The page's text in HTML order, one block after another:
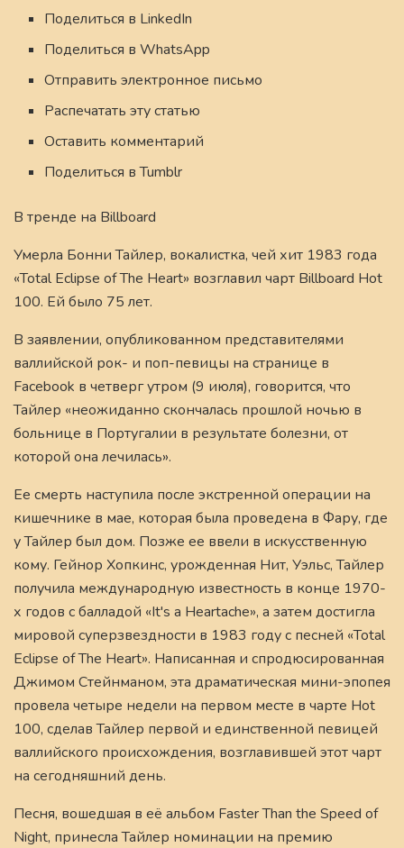
Поделиться в LinkedIn
Поделиться в WhatsApp
Отправить электронное письмо
Распечатать эту статью
Оставить комментарий
Поделиться в Tumblr
В тренде на Billboard
Умерла Бонни Тайлер, вокалистка, чей хит 1983 года
«Total Eclipse of The Heart» возглавил чарт Billboard Hot
100. Ей было 75 лет.
В заявлении, опубликованном представителями
валлийской рок- и поп-певицы на странице в
Facebook в четверг утром (9 июля), говорится, что
Тайлер «неожиданно скончалась прошлой ночью в
больнице в Португалии в результате болезни, от
которой она лечилась».
Ее смерть наступила после экстренной операции на
кишечнике в мае, которая была проведена в Фару, где
у Тайлер был дом. Позже ее ввели в искусственную
кому. Гейнор Хопкинс, урожденная Нит, Уэльс, Тайлер
получила международную известность в конце 1970-
х годов с балладой «It's a Heartache», а затем достигла
мировой суперзвездности в 1983 году с песней «Total
Eclipse of The Heart». Написанная и спродюсированная
Джимом Стейнманом, эта драматическая мини-эпопея
провела четыре недели на первом месте в чарте Hot
100, сделав Тайлер первой и единственной певицей
валлийского происхождения, возглавившей этот чарт
на сегодняшний день.
Песня, вошедшая в её альбом Faster Than the Speed of
Night, принесла Тайлер номинации на премию